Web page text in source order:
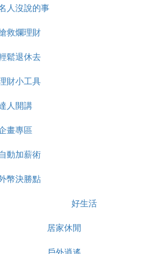
人沒說的事
救爛理財
鬆退休去
財小工具
人開講
畫專區
動加薪術
幣決勝點
好生活
居家休閒
戶外逍遙